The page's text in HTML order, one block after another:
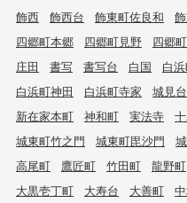
飾西
飾西台 飾東町佐良和
四郷町本郷
四郷町見野 四郷
庄田
書写 書写台 白国 白
白浜町神田
白浜町寺家 城見台
新在家本町
神和町 実法寺
城東町竹之門
城東町毘沙門
高尾町
鷹匠町 竹田町 龍野町
大黒壱丁町
大寿台 大善町